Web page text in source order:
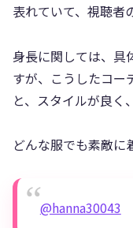
表れていて、視聴者
身長に関しては、具
すが、こうしたコー
と、スタイルが良く
どんな服でも素敵に
@hanna30043